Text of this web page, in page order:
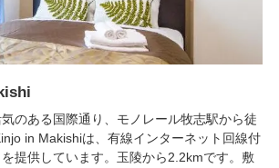
のある国際通り、モノレール牧志駅から徒
in Makishiは、有線インターネット回線付
提供しています。玉陵から2.2kmです。敷